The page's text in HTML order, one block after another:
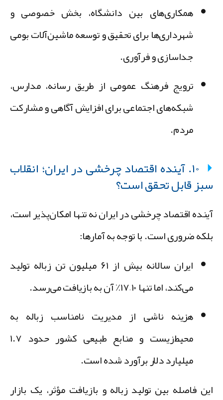
همکاری‌های بین دانشگاه، بخش خصوصی و
شهرداری‌هابرای تحقیق و توسعه ماشین‌آلات بومی
جداسازی و فرآوری.
ترویج فرهنگ عمومیاز طریق رسانه، مدارس،
شبکه‌های اجتماعی برای افزایش آگاهی و مشارکت
مردم.
۱۰. آینده اقتصاد چرخشی در ایران؛ انقلاب
قابل تحقق است؟
اقتصاد چرخشی در ایران نه تنها امکان‌پذیر است،
ضروریاست. با توجه به آمارها:
ایران سالانهبیش از ۶۱ میلیون تن زباله
تولید
می‌کند، اما تنها۱۰–۱۷٪
آن به بازیافت می‌رسد.
هزینه ناشی از مدیریت نامناسب زباله به
محیط‌زیست و منابع طبیعی کشور حدود۱.۷
میلیارد دلاربرآورد شده است.
فاصله بین تولید زباله و بازیافت مؤثر، یک بازار